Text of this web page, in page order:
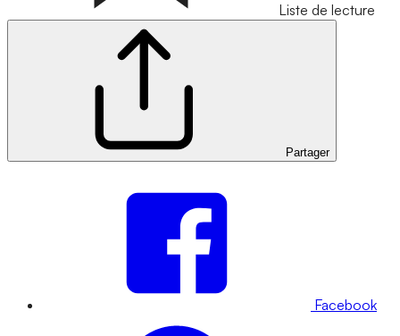
Liste de lecture
Partager
Facebook